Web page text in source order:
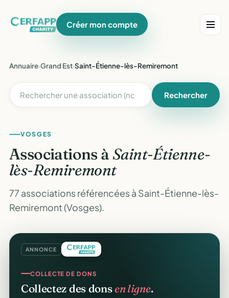
Créer mon compte
Annuaire›Grand Est›Saint-Étienne-lès-Remiremont
Rechercher
VOSGES
Associations à Saint-Étienne-
lès-Remiremont
77 associations référencées à Saint-Étienne-lès-
Remiremont (Vosges).
ANNONCE
COLLECTE DE DONS
Collectez des donsen ligne.